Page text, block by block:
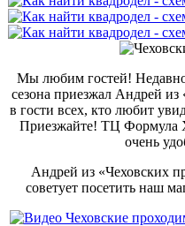
Мы любим гостей! Недавно
сезона приезжал Андрей
в гости всех, кто любит
Приезжайте! ТЦ
очень
Андрей из «Чеховских
советует посетить наш